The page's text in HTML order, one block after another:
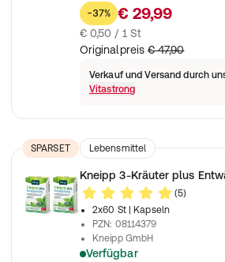
Nacht-Drainage-Supplement
-37% € 29,99
€ 0,50 / 1 St
Originalpreis € 47,90
Verkauf und Versand durch
Vitastrong
SPARSET
Lebensmittel
Nahrungsergänzungsmittel
Kneipp 3-Kräuter plus
(5)
2x60 St
| Kapseln
PZN: 08114379
Kneipp GmbH
Verfügbar